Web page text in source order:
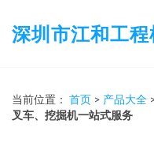
深圳市江和工
当前位置： 首页 > 产品大全
叉车、挖掘机一站式服务